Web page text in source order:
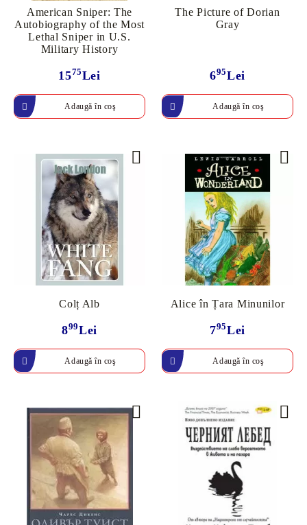
American Sniper: The
Autobiography of the Most
Lethal Sniper in U.S.
Military History
1575Lei
The Picture of Dorian
Gray
695Lei
Colț Alb
899Lei
Alice în Țara Minunilor
795Lei